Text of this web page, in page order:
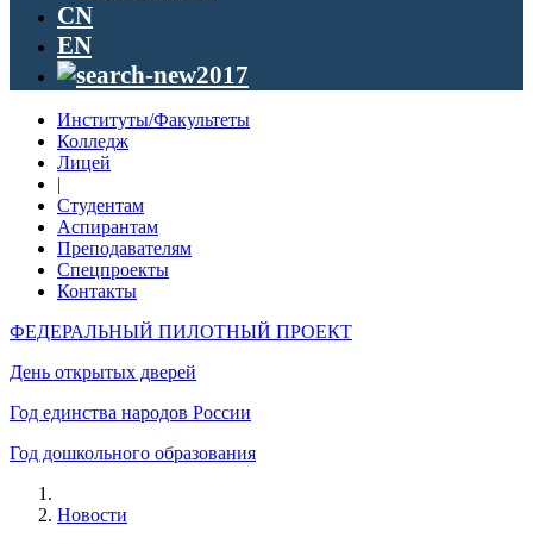
CN
EN
Институты/Факультеты
Колледж
Лицей
|
Студентам
Аспирантам
Преподавателям
Спецпроекты
Контакты
ФЕДЕРАЛЬНЫЙ ПИЛОТНЫЙ ПРОЕКТ
День открытых дверей
Год единства народов России
Год дошкольного образования
Новости